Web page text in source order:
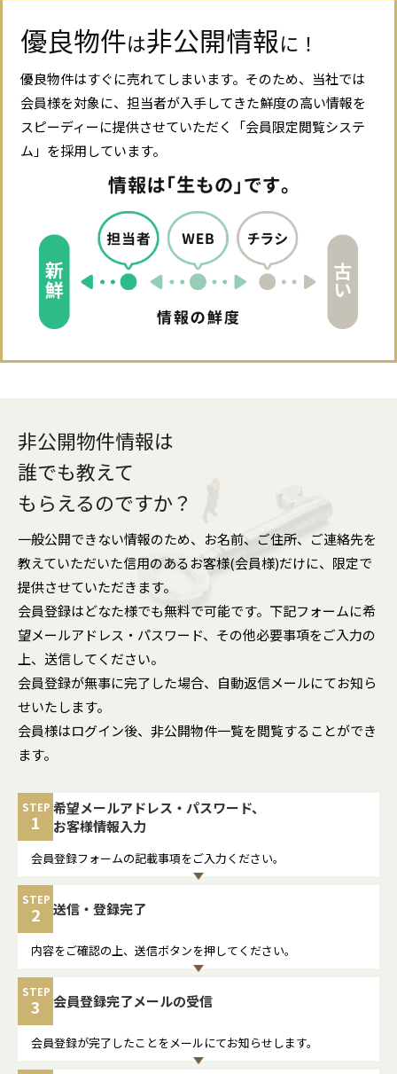
優良物件は非公開情報に！
優良物件はすぐに売れてしまいます。そのため、当社では
会員様を対象に、担当者が入手してきた鮮度の高い情報を
スピーディーに提供させていただく「会員限定閲覧システ
ム」を採用しています。
非公開物件情報は
誰でも教えて
もらえるのですか？
一般公開できない情報のため、お名前、ご住所、ご連絡先を
教えていただいた信用のあるお客様(会員様)だけに、限定で
提供させていただきます。
会員登録はどなた様でも無料で可能です。下記フォームに希
望メールアドレス・パスワード、その他必要事項をご入力の
上、送信してください。
会員登録が無事に完了した場合、自動返信メールにてお知ら
せいたします。
会員様はログイン後、非公開物件一覧を閲覧することができ
ます。
STEP
1
希望メールアドレス・パスワード、
お客様情報入力
会員登録フォームの記載事項をご入力ください。
STEP
2 送信・ 登録完了
内容をご確認の上、送信ボタンを押してください。
STEP
3 会員登録完了メールの受信
会員登録が完了したことをメールにてお知らせします。